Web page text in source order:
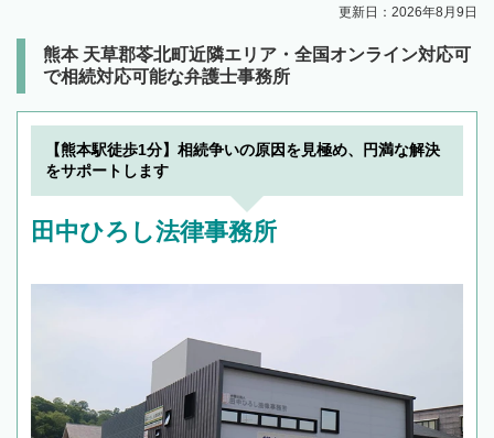
更新日：2026年8月9日
熊本 天草郡苓北町近隣エリア・全国オンライン対応可
で相続対応可能な弁護士事務所
【熊本駅徒歩1分】相続争いの原因を見極め、円満な解決
をサポートします
田中ひろし法律事務所